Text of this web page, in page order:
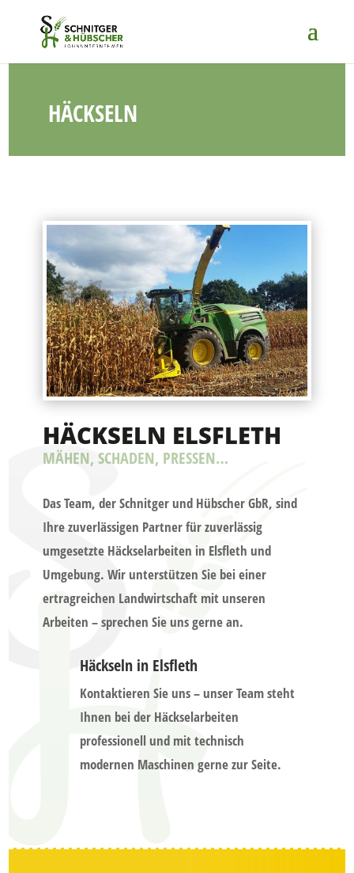
HÄCKSELN
HÄCKSELN ELSFLETH
MÄHEN, SCHADEN, PRESSEN…
Das Team, der Schnitger und Hübscher GbR, sind
Ihre zuverlässigen Partner für zuverlässig
umgesetzte Häckselarbeiten in Elsfleth und
Umgebung. Wir unterstützen Sie bei einer
ertragreichen Landwirtschaft mit unseren
Arbeiten – sprechen Sie uns gerne an.
Häckseln in Elsfleth
Kontaktieren Sie uns – unser Team steht
Ihnen bei der Häckselarbeiten
professionell und mit technisch
modernen Maschinen gerne zur Seite.